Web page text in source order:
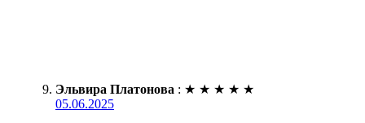
Эльвира Платонова : ★ ★ ★ ★ ★
05.06.2025